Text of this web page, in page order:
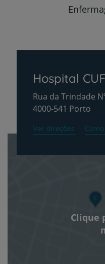
Hospital
Rua da Trindade
4000-541 Porto
Ver direções
Clique